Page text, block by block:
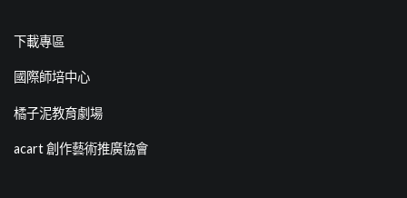
下載專區
國際師培中心
橘子泥教育劇場
acart 創作藝術推廣協會